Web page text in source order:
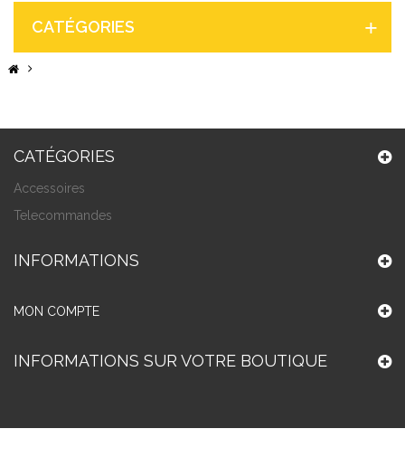
CATÉGORIES
CATÉGORIES
Accessoires
Telecommandes
INFORMATIONS
MON COMPTE
INFORMATIONS SUR VOTRE BOUTIQUE